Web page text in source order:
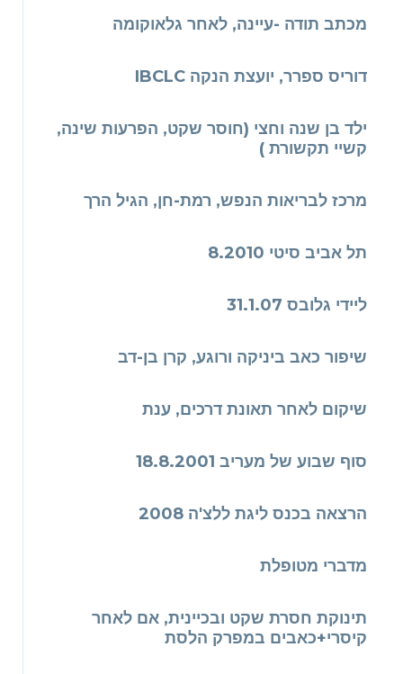
מכתב תודה -עיינה, לאחר גלאוקומה
דוריס ספרר, יועצת הנקה IBCLC
ילד בן שנה וחצי (חוסר שקט, הפרעות שינה,
קשיי תקשורת )
מרכז לבריאות הנפש, רמת-חן, הגיל הרך
תל אביב סיטי 8.2010
ליידי גלובס 31.1.07
שיפור כאב ביניקה ורוגע, קרן בן-דב
שיקום לאחר תאונת דרכים, ענת
סוף שבוע של מעריב 18.8.2001
הרצאה בכנס ליגת ללצ'ה 2008
מדברי מטופלת
תינוקת חסרת שקט ובכיינית, אם לאחר
קיסרי+כאבים במפרק הלסת